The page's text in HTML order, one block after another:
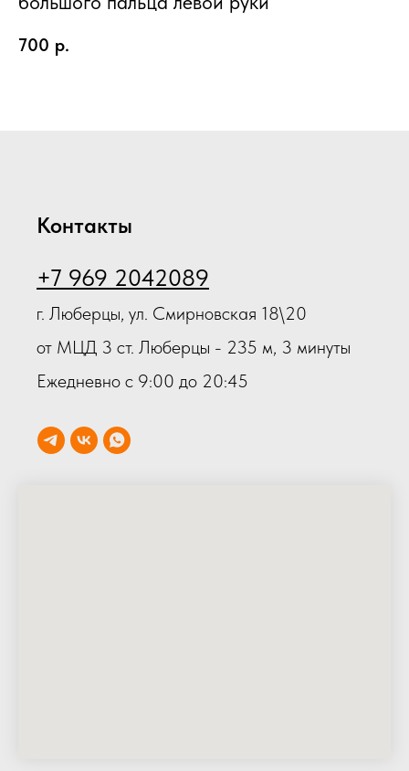
700 р.
Контакты
+7 969 2042089
г. Люберцы, ул. Смирновская 18\20
от МЦД 3 ст. Люберцы - 235 м, 3 минуты
Ежедневно с 9:00 до 20:45